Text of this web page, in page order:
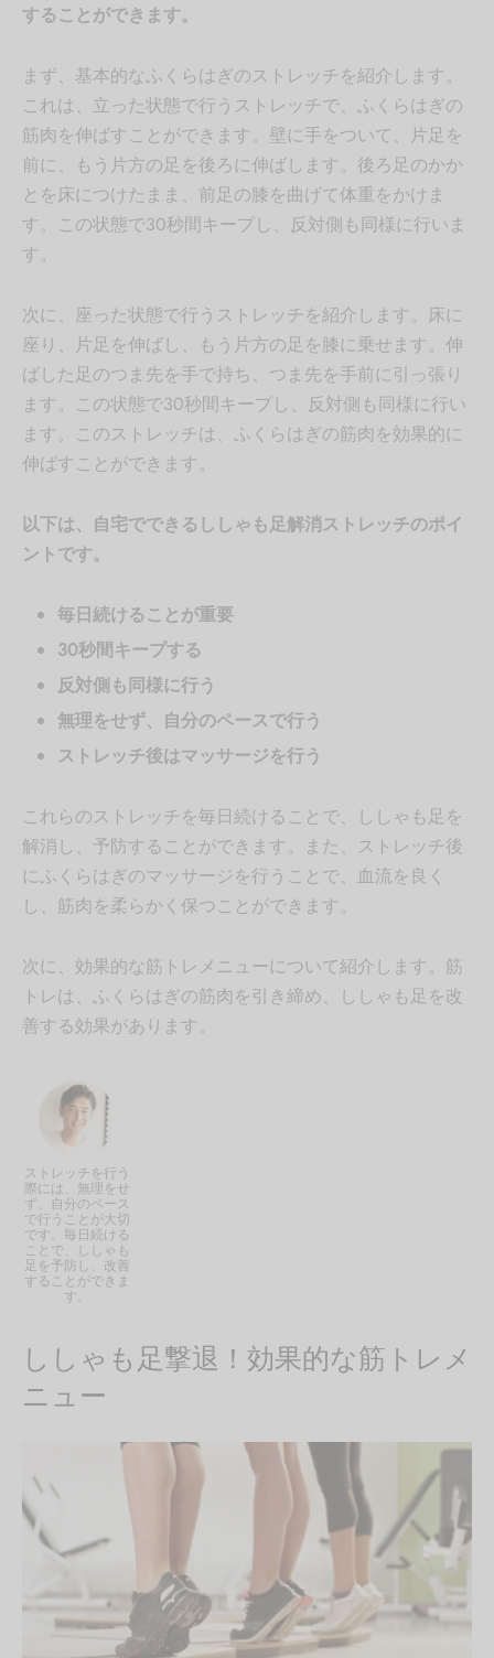
することができます。
まず、基本的なふくらはぎのストレッチを紹介します。
これは、立った状態で行うストレッチで、ふくらはぎの
筋肉を伸ばすことができます。壁に手をついて、片足を
前に、もう片方の足を後ろに伸ばします。後ろ足のかか
とを床につけたまま、前足の膝を曲げて体重をかけま
す。この状態で30秒間キープし、反対側も同様に行いま
す。
次に、座った状態で行うストレッチを紹介します。床に
座り、片足を伸ばし、もう片方の足を膝に乗せます。伸
ばした足のつま先を手で持ち、つま先を手前に引っ張り
ます。この状態で30秒間キープし、反対側も同様に行い
ます。このストレッチは、ふくらはぎの筋肉を効果的に
伸ばすことができます。
以下は、自宅でできるししゃも足解消ストレッチのポイ
ントです。
毎日続けることが重要
30秒間キープする
反対側も同様に行う
無理をせず、自分のペースで行う
ストレッチ後はマッサージを行う
これらのストレッチを毎日続けることで、ししゃも足を
解消し、予防することができます。また、ストレッチ後
にふくらはぎのマッサージを行うことで、血流を良く
し、筋肉を柔らかく保つことができます。
次に、効果的な筋トレメニューについて紹介します。筋
トレは、ふくらはぎの筋肉を引き締め、ししゃも足を改
善する効果があります。
ストレッチを行う
際には、無理をせ
ず、自分のペース
で行うことが大切
です。毎日続ける
ことで、ししゃも
足を予防し、改善
することができま
す。
ししゃも足撃退！効果的な筋トレメ
ニュー